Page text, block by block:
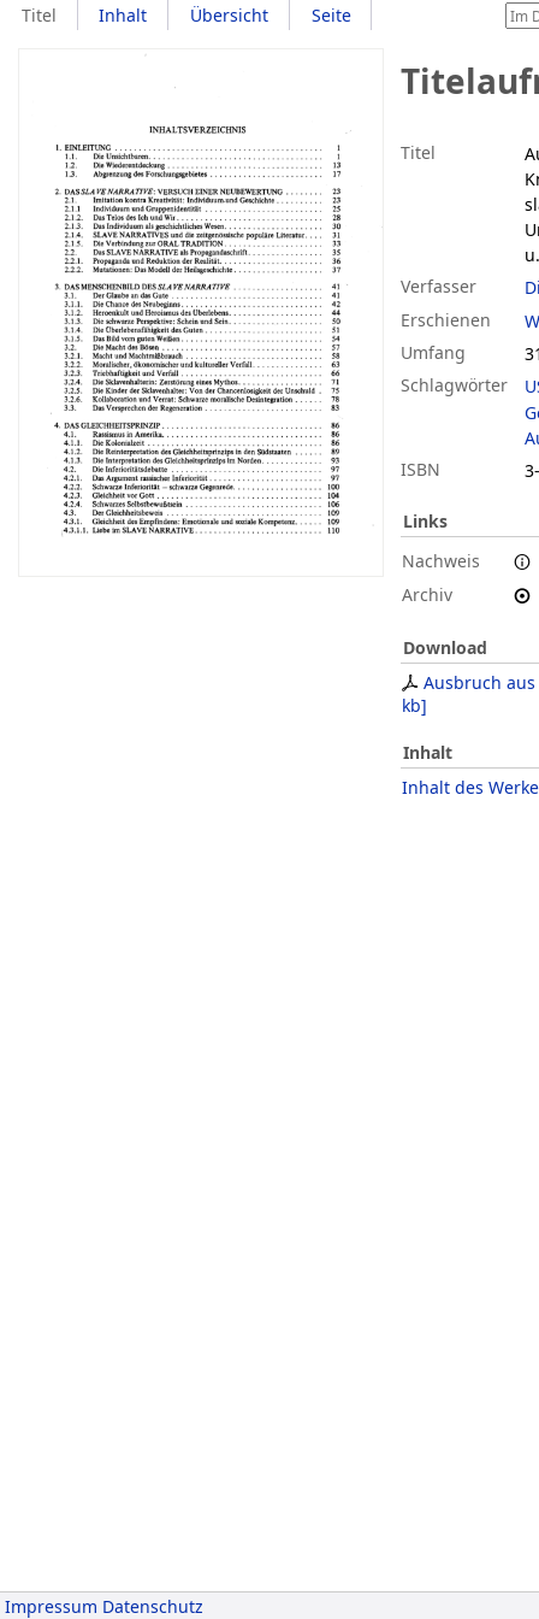
Titel Inhalt Übersicht Seite
Titel
Verfasser
Erschienen
Umfang
Schlagwörter
ISBN
Links
Nachweis
Archiv
Download
Ausbruch
kb]
Inhalt
Inhalt des
Impressum Datenschutz